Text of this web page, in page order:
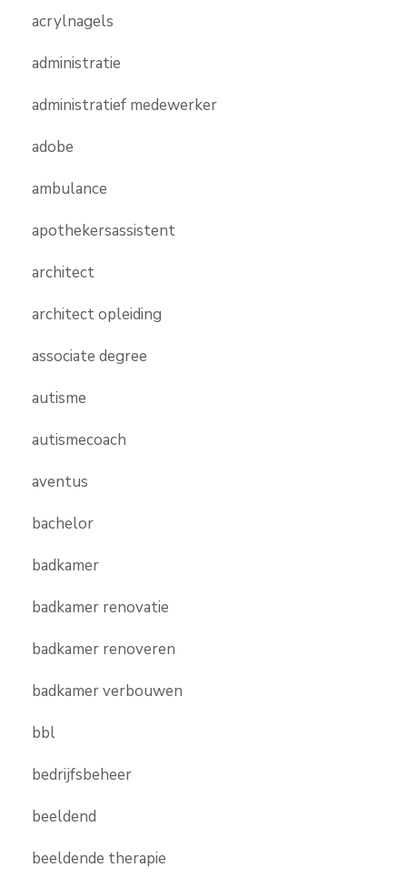
acrylnagels
administratie
administratief medewerker
adobe
ambulance
apothekersassistent
architect
architect opleiding
associate degree
autisme
autismecoach
aventus
bachelor
badkamer
badkamer renovatie
badkamer renoveren
badkamer verbouwen
bbl
bedrijfsbeheer
beeldend
beeldende therapie